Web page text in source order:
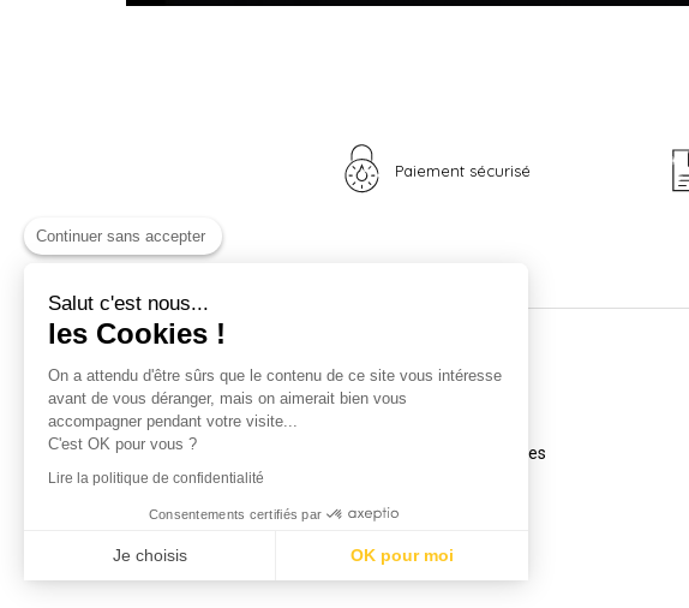
Paiement sécurisé
Nos univers
Nid douillet
Madame Poule
Monsieur Coq
Les poussins
Idées cadeaux
Carte cadeau
Informations
La boutique
Coordonnées et horaires
Confidentialité
Continuer sans accepter
Salut c'est nous...
les Cookies !
On a attendu d'être sûrs que le contenu de ce site vous intéresse
avant de vous déranger, mais on aimerait bien vous
accompagner pendant votre visite...
C'est OK pour vous ?
Lire la politique de confidentialité
Consentements certifiés par
Je choisis
OK pour moi